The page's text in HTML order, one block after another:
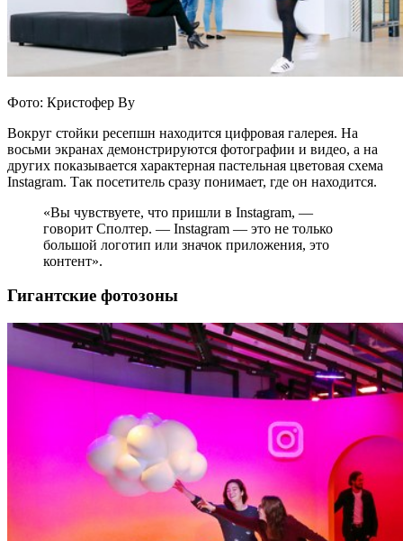
Фото: Кристофер Ву
Вокруг стойки ресепшн находится цифровая галерея. На
восьми экранах демонстрируются фотографии и видео, а на
других показывается характерная пастельная цветовая схема
Instagram. Так посетитель сразу понимает, где он находится.
«Вы чувствуете, что пришли в Instagram, —
говорит Сполтер. — Instagram — это не только
большой логотип или значок приложения, это
контент».
Гигантские фотозоны